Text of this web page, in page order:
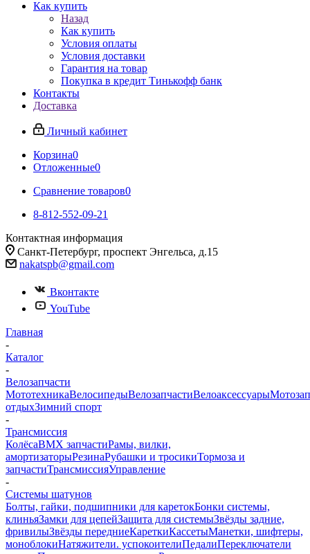
Как купить
Назад
Как купить
Условия оплаты
Условия доставки
Гарантия на товар
Покупка в кредит Тинькофф банк
Контакты
Доставка
Личный кабинет
Корзина0
Отложенные0
Сравнение товаров0
8-812-552-09-21
Контактная информация
Санкт-Петербург, проспект Энгельса, д.15
nakatspb@gmail.com
Вконтакте
YouTube
Главная
-
Каталог
-
Велозапчасти
МототехникаВелосипедыВелозапчастиВелоаксессуары
отдыхЗимний спорт
-
Трансмиссия
КолёсаBMX запчастиРамы, вилки,
амортизаторыРезинаРубашки и тросикиТормоза и
запчастиТрансмиссияУправление
-
Системы шатунов
Болты, гайки, подшипники для каретокБонки системы,
клиньяЗамки для цепейЗащита для системыЗвёзды задние,
фривилыЗвёзды передниеКареткиКассетыМанетки, шифтеры,
моноблокиНатяжители. успокоителиПедалиПереключатели